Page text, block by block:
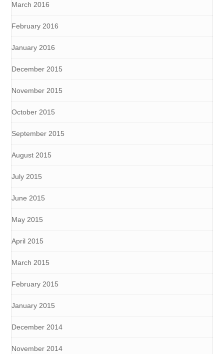
March 2016
February 2016
January 2016
December 2015
November 2015
October 2015
September 2015
August 2015
July 2015
June 2015
May 2015
April 2015
March 2015
February 2015
January 2015
December 2014
November 2014